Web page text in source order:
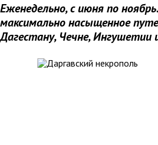
Еженедельно, с июня по
максимально насыщенное
Дагестану, Чечне, Ингушетии